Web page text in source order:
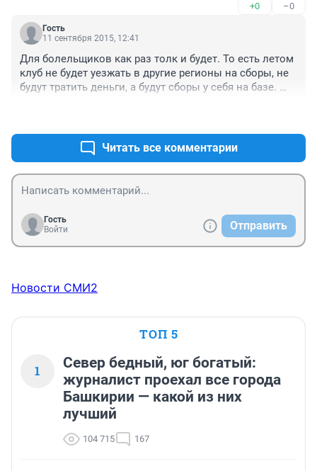
+0 –0
Гость
11 сентября 2015, 12:41
Для болельщиков как раз толк и будет. То есть летом
клуб не будет уезжать в другие регионы на сборы, не
будут тратить деньги, а будут сборы у себя на базе.
Читать все комментарии
Гость
Войти
Отправить
Новости СМИ2
ТОП 5
1
Север бедный, юг богатый:
журналист проехал все города
Башкирии — какой из них
лучший
104 715 167